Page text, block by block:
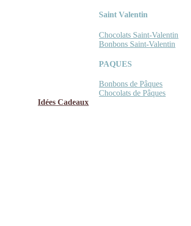
Saint Valentin
Chocolats Saint-Valentin
Bonbons Saint-Valentin
PAQUES
Bonbons de Pâques
Chocolats de Pâques
Idées Cadeaux